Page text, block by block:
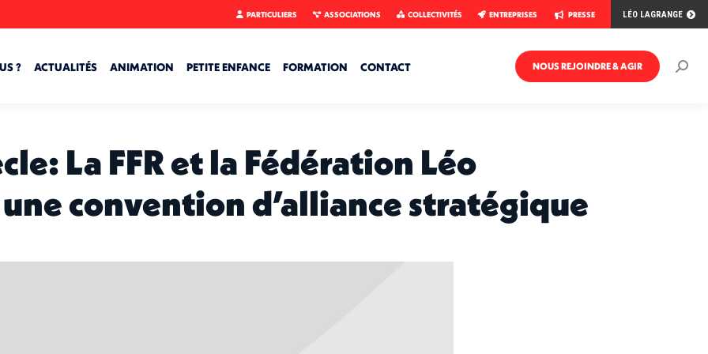
PARTICULIERS ASSOCIATIONS COLLECTIVITÉS ENTREPRISES PRESSE LÉO LAGRANGE
? ACTUALITÉS ANIMATION PETITE ENFANCE FORMATION CONTACT NOUS REJOINDRE & AGIR
La FFR et la Fédération Léo
convention d’alliance stratégique